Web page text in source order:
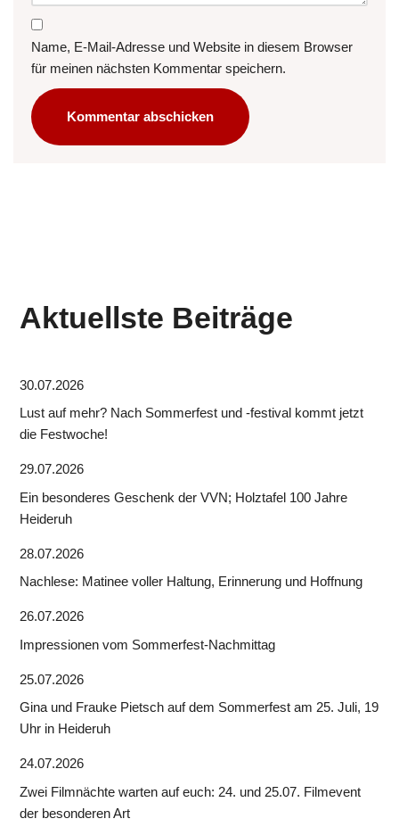
Name, E-Mail-Adresse und Website in diesem Browser
für meinen nächsten Kommentar speichern.
Aktuellste Beiträge
30.07.2026
Lust auf mehr? Nach Sommerfest und -festival kommt jetzt
die Festwoche!
29.07.2026
Ein besonderes Geschenk der VVN; Holztafel 100 Jahre
Heideruh
28.07.2026
Nachlese: Matinee voller Haltung, Erinnerung und Hoffnung
26.07.2026
Impressionen vom Sommerfest-Nachmittag
25.07.2026
Gina und Frauke Pietsch auf dem Sommerfest am 25. Juli, 19
Uhr in Heideruh
24.07.2026
Zwei Filmnächte warten auf euch: 24. und 25.07. Filmevent
der besonderen Art